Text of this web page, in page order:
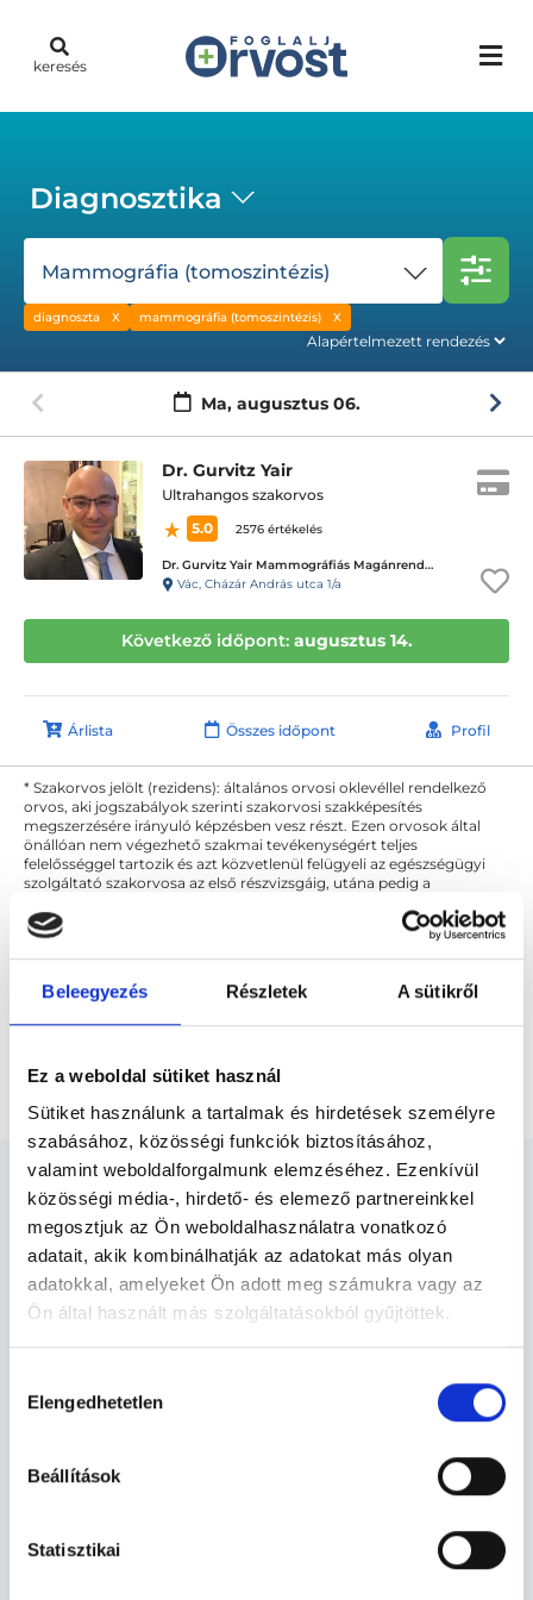
Beleegyezés Részletek A sütikről
Ez a weboldal sütiket használ
Sütiket használunk a tartalmak és hirdetések személyre
szabásához, közösségi funkciók biztosításához,
valamint weboldalforgalmunk elemzéséhez. Ezenkívül
közösségi média-, hirdető- és elemező partnereinkkel
megosztjuk az Ön weboldalhasználatra vonatkozó
adatait, akik kombinálhatják az adatokat más olyan
adatokkal, amelyeket Ön adott meg számukra vagy az
Ön által használt más szolgáltatásokból gyűjtöttek.
szabályzat:https://foglaljorvost.hu/info/foglaljorvost-
kiválasztása
Elengedhetetlen
Beállítások
Statisztikai
keresés
Diagnosztika
Mammográfia (tomoszintézis)
diagnoszta mammográfia (tomoszintézis)
Ma, augusztus 06.
Dr. Gurvitz Yair
Ultrahangos szakorvos
5.0
2576 értékelés
Dr. Gurvitz Yair Mammográfiás Magánrendelése
Vác, Cházár András utca 1/a
Következő időpont: augusztus 14.
Árlista Összes időpont Profil
* Szakorvos jelölt (rezidens): általános orvosi oklevéllel rendelkező
orvos, aki jogszabályok szerinti szakorvosi szakképesítés
megszerzésére irányuló képzésben vesz részt. Ezen orvosok által
önállóan nem végezhető szakmai tevékenységért teljes
felelősséggel tartozik és azt közvetlenül felügyeli az egészségügyi
szolgáltató szakorvosa az első részvizsgáig, utána pedig a
felelősségét kizárja esetleges névazonosságért bármely szakorvos
és szakorvosjelölt esetén.
Főoldal Diagnoszta
Mammográfia (tomoszintézis)
Diagnoszta - Diagnosztika
SZAKTERÜLETEK
Szolgáltatások